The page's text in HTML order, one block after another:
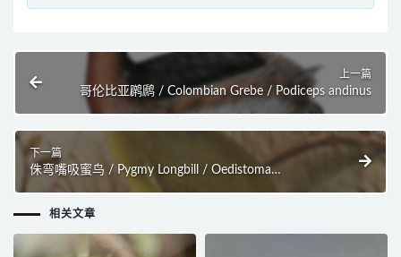
上一篇
哥伦比亚䴙䴘 / Colombian Grebe / Podiceps andinus
下一篇
侏弯嘴吸蜜鸟 / Pygmy Longbill / Oedistoma
相关文章